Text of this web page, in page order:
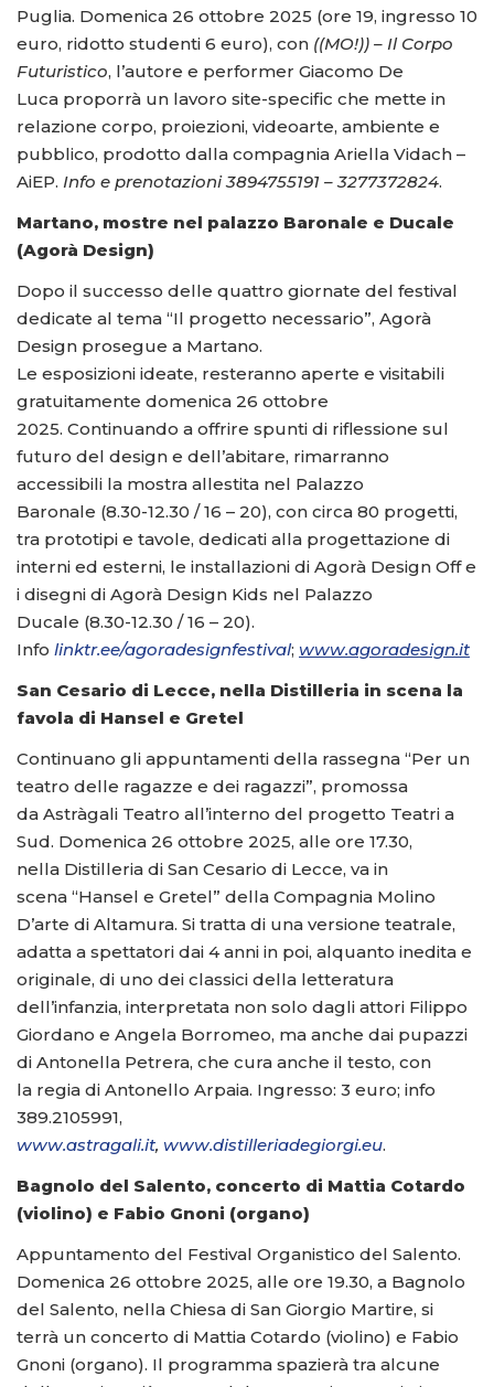
Puglia. Domenica 26 ottobre 2025 (ore 19, ingresso 10
euro, ridotto studenti 6 euro), con ((MO!)) – Il Corpo
Futuristico, l’autore e performer Giacomo De
Luca proporrà un lavoro site-specific che mette in
relazione corpo, proiezioni, videoarte, ambiente e
pubblico, prodotto dalla compagnia Ariella Vidach –
AiEP. Info e prenotazioni 3894755191 – 3277372824.
Martano, mostre nel palazzo Baronale e Ducale
(Agorà Design)
Dopo il successo delle quattro giornate del festival
dedicate al tema “Il progetto necessario”, Agorà
Design prosegue a Martano.
Le esposizioni ideate, resteranno aperte e visitabili
gratuitamente domenica 26 ottobre
2025. Continuando a offrire spunti di riflessione sul
futuro del design e dell’abitare, rimarranno
accessibili la mostra allestita nel Palazzo
Baronale (8.30-12.30 / 16 – 20), con circa 80 progetti,
tra prototipi e tavole, dedicati alla progettazione di
interni ed esterni, le installazioni di Agorà Design Off e
i disegni di Agorà Design Kids nel Palazzo
Ducale (8.30-12.30 / 16 – 20).
Info linktr.ee/agoradesignfestival; www.agoradesign.it
San Cesario di Lecce, nella Distilleria in scena la
favola di Hansel e Gretel
Continuano gli appuntamenti della rassegna “Per un
teatro delle ragazze e dei ragazzi”, promossa
da Astràgali Teatro all’interno del progetto Teatri a
Sud. Domenica 26 ottobre 2025, alle ore 17.30,
nella Distilleria di San Cesario di Lecce, va in
scena “Hansel e Gretel” della Compagnia Molino
D’arte di Altamura. Si tratta di una versione teatrale,
adatta a spettatori dai 4 anni in poi, alquanto inedita e
originale, di uno dei classici della letteratura
dell’infanzia, interpretata non solo dagli attori Filippo
Giordano e Angela Borromeo, ma anche dai pupazzi
di Antonella Petrera, che cura anche il testo, con
la regia di Antonello Arpaia. Ingresso: 3 euro; info
389.2105991,
www.astragali.it, www.distilleriadegiorgi.eu.
Bagnolo del Salento, concerto di Mattia Cotardo
(violino) e Fabio Gnoni (organo)
Appuntamento del Festival Organistico del Salento.
Domenica 26 ottobre 2025, alle ore 19.30, a Bagnolo
del Salento, nella Chiesa di San Giorgio Martire, si
terrà un concerto di Mattia Cotardo (violino) e Fabio
Gnoni (organo). Il programma spazierà tra alcune